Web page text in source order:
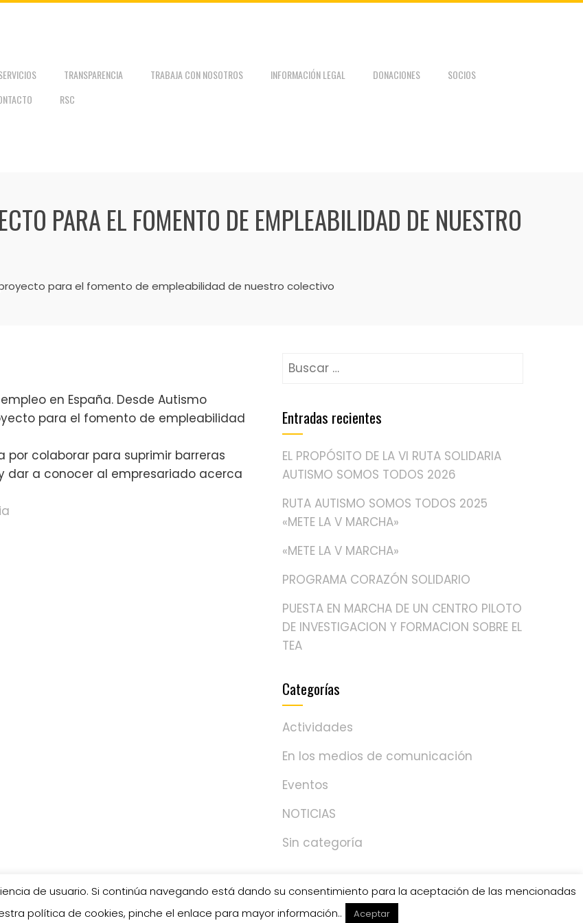
TRANSPARENCIA TRABAJA CON NOSOTROS INFORMACIÓN LEGAL DONACIONES
SOCIOS
RSC
PARA EL FOMENTO DE EMPLEABILIDAD DE NUESTRO
para el fomento de empleabilidad de nuestro colectivo
en España. Desde Autismo
para el fomento de empleabilidad
por colaborar para suprimir barreras
dar a conocer al empresariado acerca
Buscar:
Entradas recientes
EL PROPÓSITO DE LA VI RUTA SOLIDARIA
AUTISMO SOMOS TODOS 2026
RUTA AUTISMO SOMOS TODOS 2025
«METE LA V MARCHA»
«METE LA V MARCHA»
PROGRAMA CORAZÓN SOLIDARIO
PUESTA EN MARCHA DE UN CENTRO PILOTO
DE INVESTIGACION Y FORMACION SOBRE EL
TEA
Categorías
Actividades
En los medios de comunicación
Eventos
NOTICIAS
Sin categoría
de usuario. Si continúa navegando está dando su consentimiento para la aceptación de las mencionadas
política de cookies, pinche el enlace para mayor información..
Aceptar